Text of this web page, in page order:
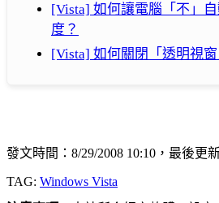
[Vista] 如何讓電腦「不」
度？
[Vista] 如何關閉「透明視
發文時間：8/29/2008 10:10，最後更
TAG: Windows Vista